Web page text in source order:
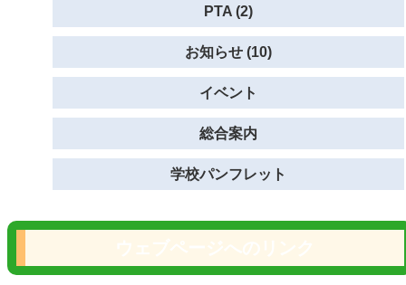
PTA (2)
お知らせ (10)
イベント
総合案内
学校パンフレット